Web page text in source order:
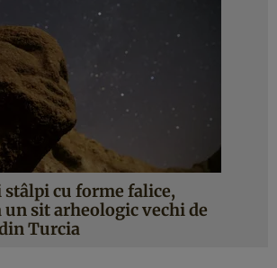
stâlpi cu forme falice,
un sit arheologic vechi de
Turcia